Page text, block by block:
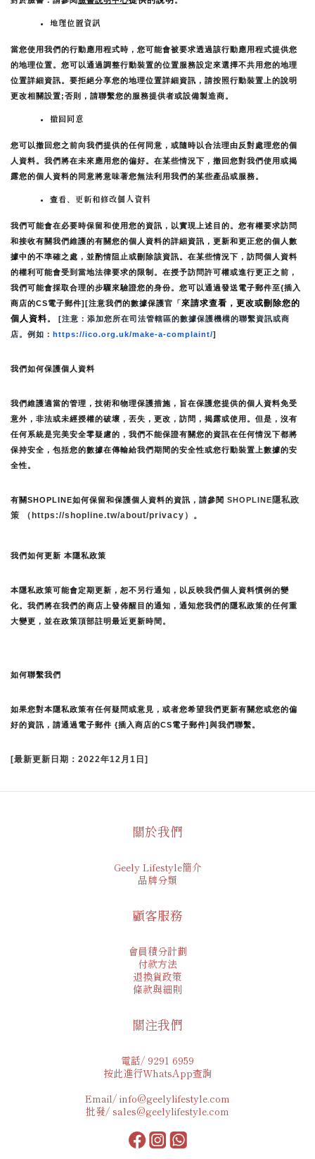
地理位置資訊
當您使用我們的行動應用程式時，您可能會被要求透過該行動應用程式提供您
的地理位置。您可以通過調整行動裝置的位置服務設定來選擇不共用您的地理
位置詳細資訊。要拒絕分享您的地理位置詳細資訊，請按照行動裝置上的說明
更改相關設置;否則，請聯繫您的服務提供者或設備製造商。
撤回同意
您可以撤回您之前向我們提供的任何同意，或隨時以合法理由反對處理您的個
人資料。我們將在未來應用您的偏好。在某些情況下，撤回您對我們使用或揭
露您的個人資料的同意將意味著您無法利用我們的某些產品或服務。
查看、更新和修改個人資料
我們可能會在必要時保留和使用您的資訊，以實現上述目的。您有權要求訪問
和接收有關我們維護的有關您的個人資料的詳細資訊，更新和更正您的個人數
據中的不準確之處，並酌情阻止或刪除該資訊。在某些情況下，訪問個人資料
的權利可能會受到當地法律要求的限制。在授予訪問許可權或進行更正之前，
我們可能會採取合理的步驟來驗證您的身份。您可以通過發送電子郵件至{插入
商店的CS電子郵件][注意我們的數據保護官「來請求查看，更改或刪除您的
個人資料。
[注意：添加您所在司法管轄區的數據保護機構的聯繫資訊或商
店。例如： https://ico.org.uk/make-a-complaint/]
我們如何保護個人資料
我們維護適當的管理，技術和物理保護措施，旨在保護您提供的個人資料免受
意外，非法或未經授權的破壞，丟失，更改，訪問，揭露或使用。但是，沒有
任何系統是完美安全零疑慮的，我們不能保證有關您的資訊在任何情況下都將
保持安全，包括您的數據在傳輸給我們期間的安全性或您行動裝置上數據的安
全性。
有關SHOPLINE如何保留和保護個人資料的資訊，請參閱 SHOPLINE隱私政
策 （https://shopline.tw/about/privacy）。
我們如何更新 本隱私政策
本隱私政策可能會定期更新，恕不另行通知，以反映我們個人資料慣例的變
化。我們將在我們的商店上發佈醒目的通知，通知您我們的隱私政策的任何重
大變更，並在政策頂部註明最近更新時間。
如何聯繫我們
如果您對本隱私政策有任何疑問或意見，或者您希望我們更新有關您或您的偏
好的資訊，請通過電子郵件 {插入商店的CS電子郵件]與我們聯繫。
[最新更新日期：2022年12月1日]
關於我們
Geely Lifestyle簡介
品牌分類
顧客服務
會員積分計劃
付款方法
退換貨政策
條款與細則
關注我們
電話/ 9291 6959
按此進行WhatsApp查詢
Email/ info@geelylifestyle.com
批發/ sales@geelylifestyle.com